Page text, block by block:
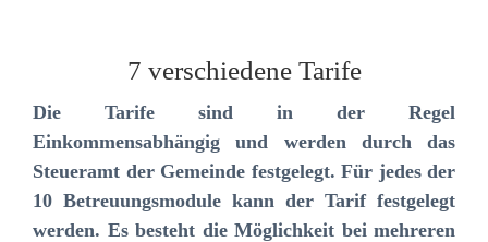
7 verschiedene Tarife
Die Tarife sind in der Regel
Einkommensabhängig und werden durch das
Steueramt der Gemeinde festgelegt. Für jedes der
10 Betreuungsmodule kann der Tarif festgelegt
werden. Es besteht die Möglichkeit bei mehreren